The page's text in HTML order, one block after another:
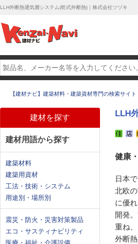
LLH外断熱通気層システム(乾式外断熱)｜株式会社ツヅキ
【建材ナビ】建築材料・建築資材専門の検索サイト
建材を探す
建材用語から探す
建築材料
建築用資材
工法・技術・システム
用途別・場所別
震災・防火・災害対策製品
エコ・サスティナビリティ
LLH
健康
日本
北欧
に優
開発
重ね
外断